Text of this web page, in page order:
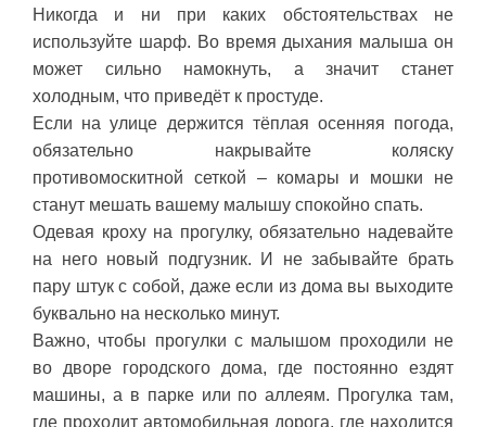
Никогда и ни при каких обстоятельствах не
используйте шарф. Во время дыхания малыша он
может сильно намокнуть, а значит станет
холодным, что приведёт к простуде.
Если на улице держится тёплая осенняя погода,
обязательно накрывайте коляску
противомоскитной сеткой – комары и мошки не
станут мешать вашему малышу спокойно спать.
Одевая кроху на прогулку, обязательно надевайте
на него новый подгузник. И не забывайте брать
пару штук с собой, даже если из дома вы выходите
буквально на несколько минут.
Важно, чтобы прогулки с малышом проходили не
во дворе городского дома, где постоянно ездят
машины, а в парке или по аллеям. Прогулка там,
где проходит автомобильная дорога, где находится